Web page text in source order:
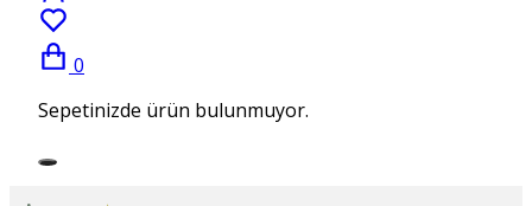
0
Sepetinizde ürün bulunmuyor.